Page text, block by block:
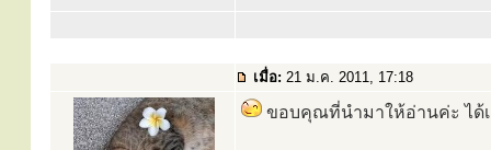
เมื่อ: 21 ม.ค. 2011, 17:18
ขอบคุณที่นำมาให้อ่านค่ะ ได้เ